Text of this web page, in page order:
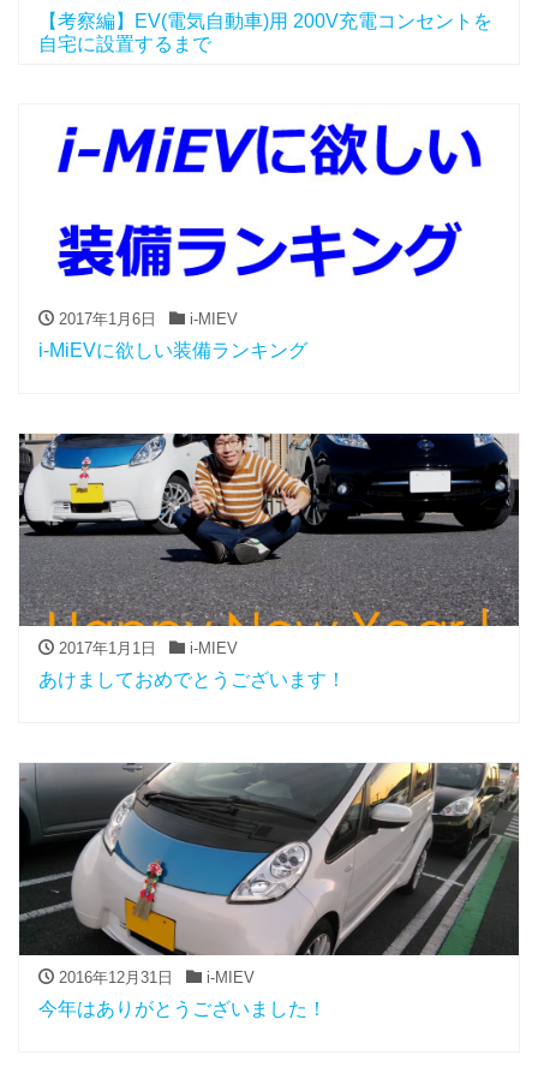
【考察編】EV(電気自動車)用 200V充電コンセントを
自宅に設置するまで
2017年1月6日 i-MIEV
i-MiEVに欲しい装備ランキング
2017年1月1日 i-MIEV
あけましておめでとうございます！
2016年12月31日 i-MIEV
今年はありがとうございました！